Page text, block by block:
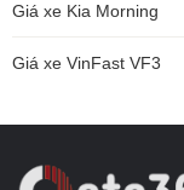
Giá xe Kia Morning
Giá xe VinFast VF3